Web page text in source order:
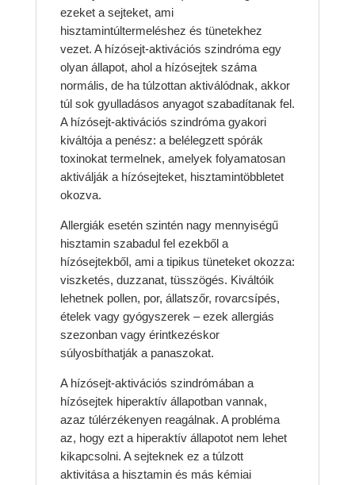
ezeket a sejteket, ami
hisztamintúltermeléshez és tünetekhez
vezet. A hízósejt-aktivációs szindróma egy
olyan állapot, ahol a hízósejtek száma
normális, de ha túlzottan aktiválódnak, akkor
túl sok gyulladásos anyagot szabadítanak fel.
A hízósejt-aktivációs szindróma gyakori
kiváltója a penész: a belélegzett spórák
toxinokat termelnek, amelyek folyamatosan
aktiválják a hízósejteket, hisztamintöbbletet
okozva.
Allergiák esetén szintén nagy mennyiségű
hisztamin szabadul fel ezekből a
hízósejtekből, ami a tipikus tüneteket okozza:
viszketés, duzzanat, tüsszögés. Kiváltóik
lehetnek pollen, por, állatszőr, rovarcsípés,
ételek vagy gyógyszerek – ezek allergiás
szezonban vagy érintkezéskor
súlyosbíthatják a panaszokat.
A hízósejt-aktivációs szindrómában a
hízósejtek hiperaktív állapotban vannak,
azaz túlérzékenyen reagálnak. A probléma
az, hogy ezt a hiperaktív állapotot nem lehet
kikapcsolni. A sejteknek ez a túlzott
aktivitása a hisztamin és más kémiai